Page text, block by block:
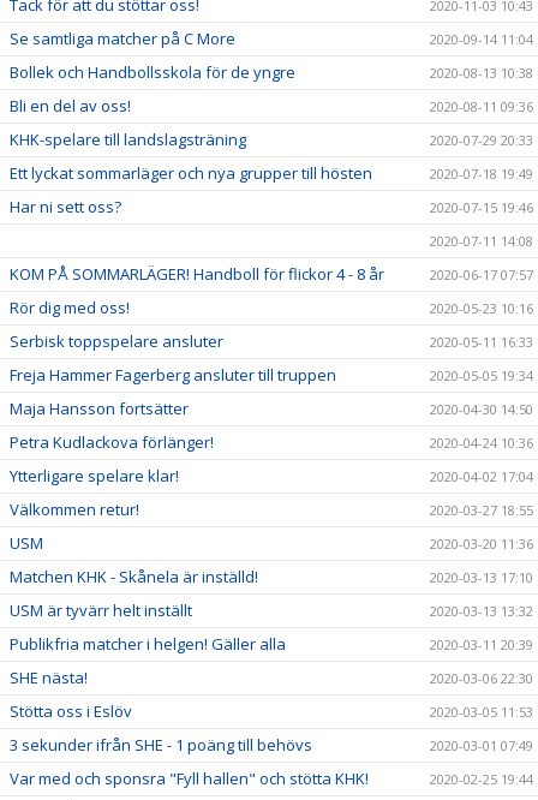
Tack för att du stöttar oss! 2020-11-03 10:43
Se samtliga matcher på C More 2020-09-14 11:04
Bollek och Handbollsskola för de yngre 2020-08-13 10:38
Bli en del av oss! 2020-08-11 09:36
KHK-spelare till landslagsträning 2020-07-29 20:33
Ett lyckat sommarläger och nya grupper till hösten 2020-07-18 19:49
Har ni sett oss?
2020-07-15 19:46
2020-07-11 14:08
KOM PÅ SOMMARLÄGER! Handboll för flickor 4 - 8 år 2020-06-17 07:57
Rör dig med oss! 2020-05-23 10:16
Serbisk toppspelare ansluter 2020-05-11 16:33
Freja Hammer Fagerberg ansluter till truppen 2020-05-05 19:34
Maja Hansson fortsätter 2020-04-30 14:50
Petra Kudlackova förlänger! 2020-04-24 10:36
Ytterligare spelare klar! 2020-04-02 17:04
Välkommen retur! 2020-03-27 18:55
USM 2020-03-20 11:36
Matchen KHK - Skånela är inställd! 2020-03-13 17:10
USM är tyvärr helt inställt 2020-03-13 13:32
Publikfria matcher i helgen! Gäller alla 2020-03-11 20:39
SHE nästa! 2020-03-06 22:30
Stötta oss i Eslöv 2020-03-05 11:53
3 sekunder ifrån SHE - 1 poäng till behövs 2020-03-01 07:49
Var med och sponsra "Fyll hallen" och stötta KHK! 2020-02-25 19:44